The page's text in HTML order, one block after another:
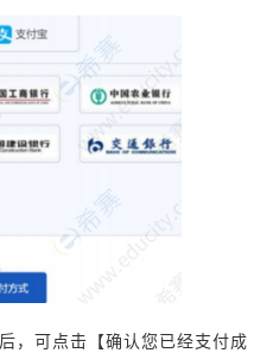
，可点击【确认您已经支付成